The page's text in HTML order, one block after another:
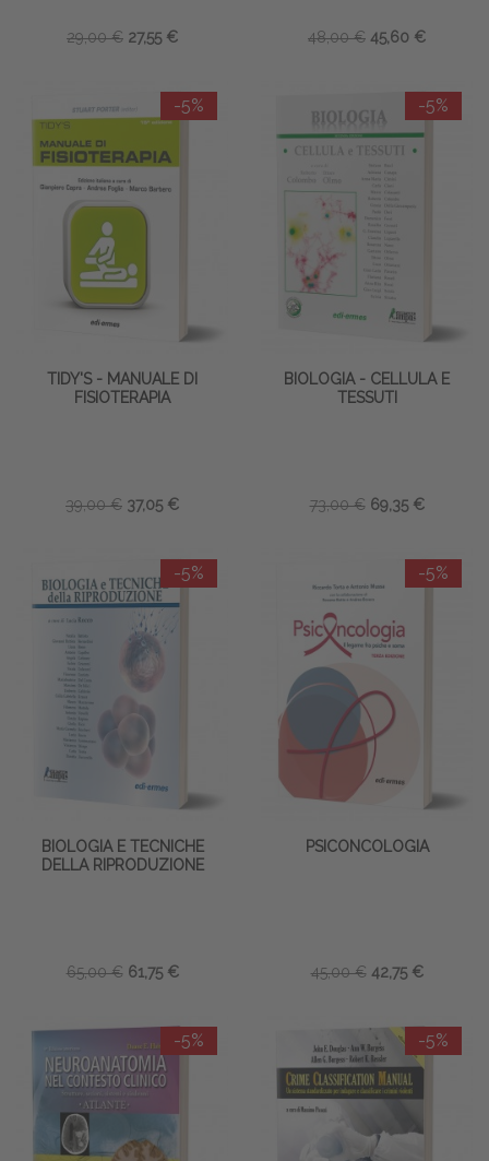
29,00 € 27,55 € 48,00 € 45,60 €
-5%
TIDY'S - MANUALE DI
FISIOTERAPIA
39,00 € 37,05 €
-5%
BIOLOGIA - CELLULA E
TESSUTI
73,00 € 69,35 €
-5%
BIOLOGIA E TECNICHE
DELLA RIPRODUZIONE
65,00 € 61,75 €
-5%
PSICONCOLOGIA
45,00 € 42,75 €
-5% -5%